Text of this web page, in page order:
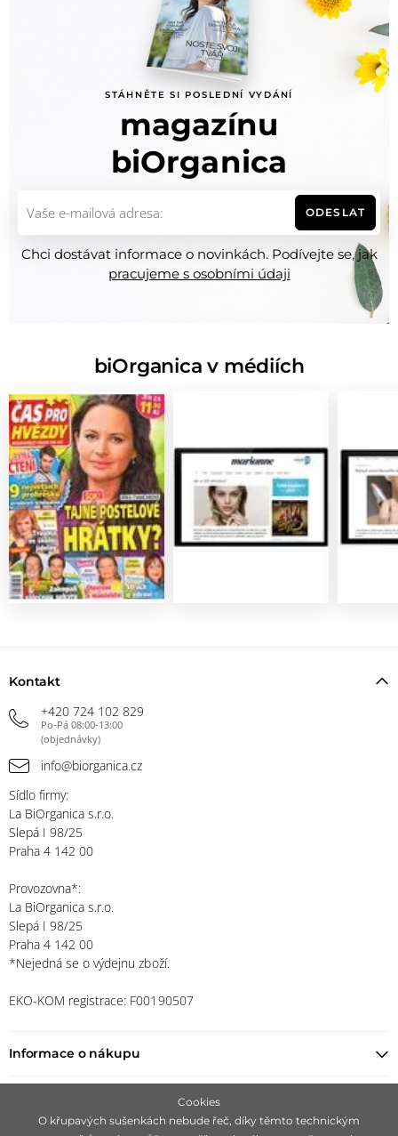
STÁHNĚTE SI POSLEDNÍ VYDÁNÍ
magazínu
biOrganica
ODESLAT
Chci dostávat informace o novinkách. Podívejte se, jak
pracujeme s osobními údaji
biOrganica v médiích
Kontakt
+420 724 102 829
Po-Pá 08:00-13:00
(objednávky)
info@biorganica.cz
Sídlo firmy:
La BiOrganica s.r.o.
Slepá I 98/25
Praha 4 142 00
Provozovna*:
La BiOrganica s.r.o.
Slepá I 98/25
Praha 4 142 00
*Nejedná se o výdejnu zboží.
EKO-KOM registrace: F00190507
Informace o nákupu
Cookies
O křupavých sušenkách nebude řeč, díky těmto technickým